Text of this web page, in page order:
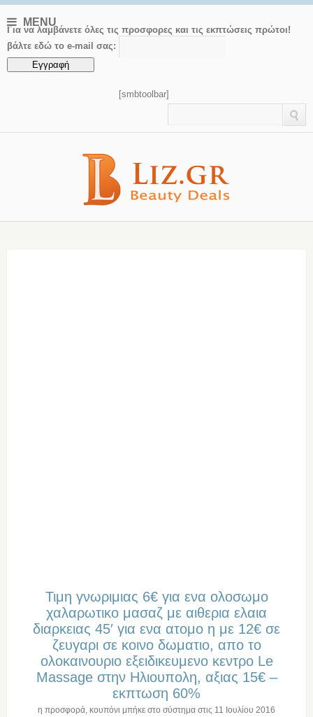
MENU
Για να λαμβάνετε όλες τις προσφορες και τις εκπτώσεις πρώτοι!
βάλτε εδώ το e-mail σας:
[smbtoolbar]
Τιμη γνωριμιας 6€ για ενα ολοσωμο
χαλαρωτικο μασαζ με αιθερια ελαια
διαρκειας 45′ για ενα ατομο η με 12€ σε
ζευγαρι σε κοινο δωματιο, απο το
ολοκαινουριο εξειδικευμενο κεντρο Le
Massage στην Ηλιουπολη, αξιας 15€ –
εκπτωση 60%
η προσφορά, κουπόνι μπήκε στο σύστημα στις 11 Ιουλίου 2016